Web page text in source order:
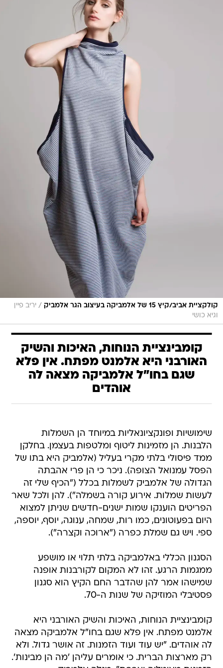
קולקציית אביב/קיץ 15 של אלמביקה בעיצוב הגר אלמביק / יריב פיין
וגיא כושי
קומבינציית הנוחות, האיכות והשיק
האורבני היא אלמנט מפתח. אין פלא
שגם בחו"ל אלמביקה מצאה לה
אוהדים
שימושיות ופונקציונאליות במיוחד הן השמלות
הלבנות. הן מזמינות ליטוף ומלטפות בעצמן. בחלקן
ממד פיסולי בלתי מקרי בעליל (אלמביק היא בתו של
הפסל עמנואל הצופה). ניכר כי הן פרי אהבתה
הגדולה של אלמביק לשמלות בכלל ("הכיף שלי זה
לעשות שמלות. אירוע קורה בשמלה"). להן ולכל שאר
הפריטים הוענקו שמות ישנים-חדשים שניתן למצוא
היום בפעוטונים, כמו רות, שמחה, ענוגה, יוסף, יוספה,
ספי. ויש גם שמלת כפרה ("ארוכה וקצרה").
הסגנון הכללי באלמביקה בלתי תלוי או מושפע
ממגמות הרגע. זהו לא המקום לקורבנות אופנה
שמישהו אמר להן שהדבר החם הקיץ הוא סגנון
פסטיבלי המוזיקה של שנות ה-70.
קומבינציית הנוחות, האיכות והשיק האורבני היא
אלמנט מפתח. אין פלא שגם בחו"ל אלמביקה מצאה
לה אוהדים. "יש עוד ועוד הזמנות. זה אושר גדול. ולא
רק מארצות הברית. כי אומרים עליהן 'מה הן מבינות'.